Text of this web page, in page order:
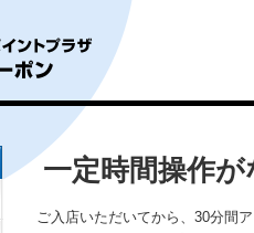
一定時間操作
ご入店いただいてから、30分間